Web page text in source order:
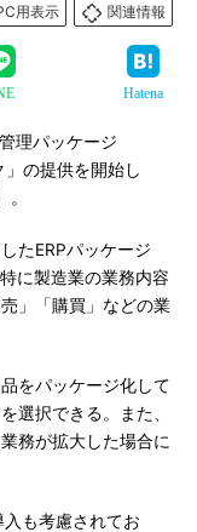
用表示
関連情報
Hatena
理パッケージ
」の提供を開始し
たERPパッケージ
に製造業の業務内容
」「購買」などの業
をパッケージ化して
選択できる。また、
務が拡大した場合に
も考慮されてお